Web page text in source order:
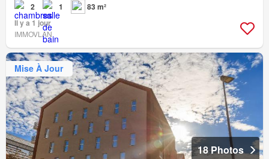
2 1
83 m²
Il y a 1 jour
IMMOVLAN
Mise À Jour
18 Photos